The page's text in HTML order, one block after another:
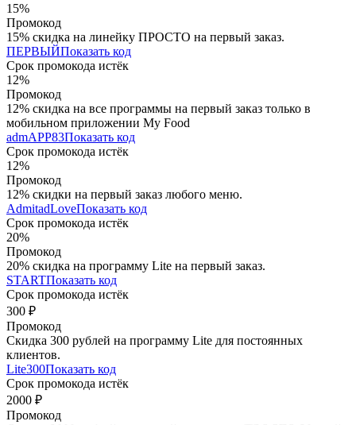
15%
Промокод
15% скидка на линейку ПРОСТО на первый заказ.
ПЕРВЫЙПоказать код
Срок промокода истёк
12%
Промокод
12% скидка на все программы на первый заказ только в
мобильном приложении My Food
admAPP83Показать код
Срок промокода истёк
12%
Промокод
12% скидки на первый заказ любого меню.
AdmitadLoveПоказать код
Срок промокода истёк
20%
Промокод
20% скидка на программу Lite на первый заказ.
STARTПоказать код
Срок промокода истёк
300 ₽
Промокод
Скидка 300 рублей на программу Lite для постоянных
клиентов.
Lite300Показать код
Срок промокода истёк
2000 ₽
Промокод